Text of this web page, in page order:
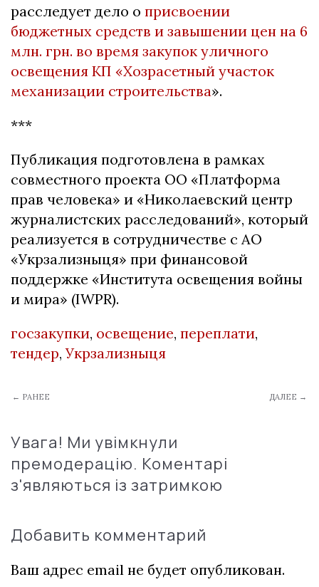
расследует дело о присвоении
бюджетных средств и завышении цен на 6
млн. грн. во время закупок уличного
освещения КП «Хозрасетный участок
механизации строительства».
***
Публикация подготовлена в рамках
совместного проекта ОО «Платформа
прав человека» и «Николаевский центр
журналистских расследований», который
реализуется в сотрудничестве с АО
«Укрзализныця» при финансовой
поддержке «Института освещения войны
и мира» (IWPR).
госзакупки, освещение, переплати,
тендер,Укрзализныця
← РАНЕЕ ДАЛЕЕ →
Увага! Ми увімкнули
премодерацію. Коментарі
з'являються із затримкою
Добавить комментарий
Ваш адрес email не будет опубликован.